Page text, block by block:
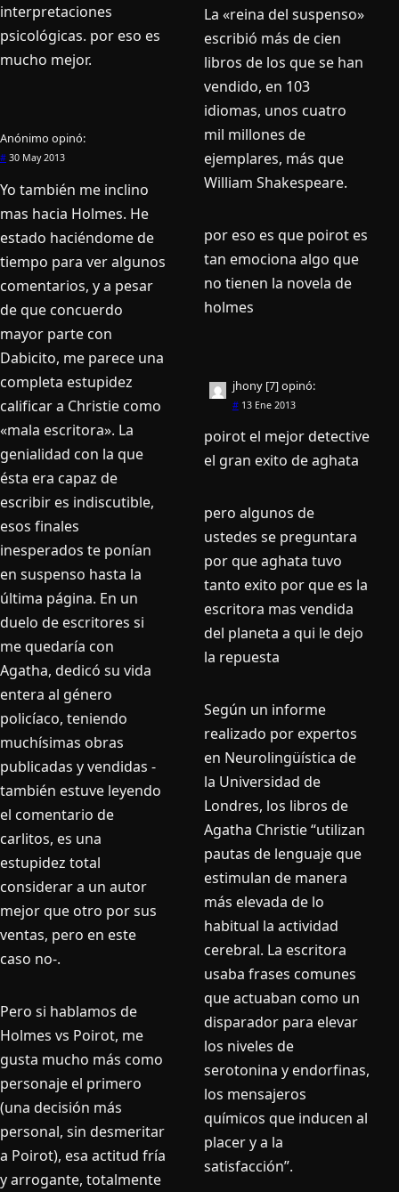
interpretaciones
psicológicas. por eso es
mucho mejor.
Anónimo opinó:
# 30 May 2013
Yo también me inclino
mas hacia Holmes. He
estado haciéndome de
tiempo para ver algunos
comentarios, y a pesar
de que concuerdo
mayor parte con
Dabicito, me parece una
completa estupidez
calificar a Christie como
«mala escritora». La
genialidad con la que
ésta era capaz de
escribir es indiscutible,
esos finales
inesperados te ponían
en suspenso hasta la
última página. En un
duelo de escritores si
me quedaría con
Agatha, dedicó su vida
entera al género
policíaco, teniendo
muchísimas obras
publicadas y vendidas -
también estuve leyendo
el comentario de
carlitos, es una
estupidez total
considerar a un autor
mejor que otro por sus
ventas, pero en este
caso no-.
Pero si hablamos de
Holmes vs Poirot, me
gusta mucho más como
personaje el primero
(una decisión más
personal, sin desmeritar
a Poirot), esa actitud fría
y arrogante, totalmente
La «reina del suspenso»
escribió más de cien
libros de los que se han
vendido, en 103
idiomas, unos cuatro
mil millones de
ejemplares, más que
William Shakespeare.
por eso es que poirot es
tan emociona algo que
no tienen la novela de
holmes
jhony [7]opinó:
#13 Ene 2013
poirot el mejor detective
el gran exito de aghata
pero algunos de
ustedes se preguntara
por que aghata tuvo
tanto exito por que es la
escritora mas vendida
del planeta a qui le dejo
la repuesta
Según un informe
realizado por expertos
en Neurolingüística de
la Universidad de
Londres, los libros de
Agatha Christie “utilizan
pautas de lenguaje que
estimulan de manera
más elevada de lo
habitual la actividad
cerebral. La escritora
usaba frases comunes
que actuaban como un
disparador para elevar
los niveles de
serotonina y endorfinas,
los mensajeros
químicos que inducen al
placer y a la
satisfacción”.